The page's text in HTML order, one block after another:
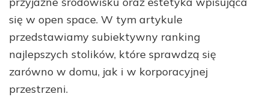
się w open space. W tym artykule
przedstawiamy subiektywny ranking
najlepszych stolików, które sprawdzą się
zarówno w domu, jak i w korporacyjnej
przestrzeni.